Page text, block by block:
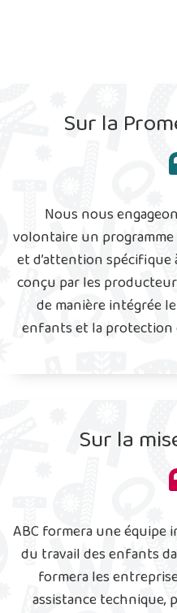
Sur la
Nous nous
volontaire un
et d’attention
conçu par les
de manière intégrée
enfants et la protection
Sur la
ABC formera une
du travail des enfants
formera les
assistance technique,